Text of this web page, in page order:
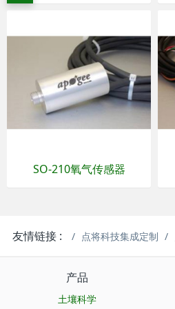
SO-210氧气传感器
友情链接 : 点将科技集成定制
产品
土壤科学